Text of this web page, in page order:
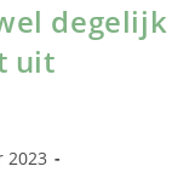
degelijk
uit
2023